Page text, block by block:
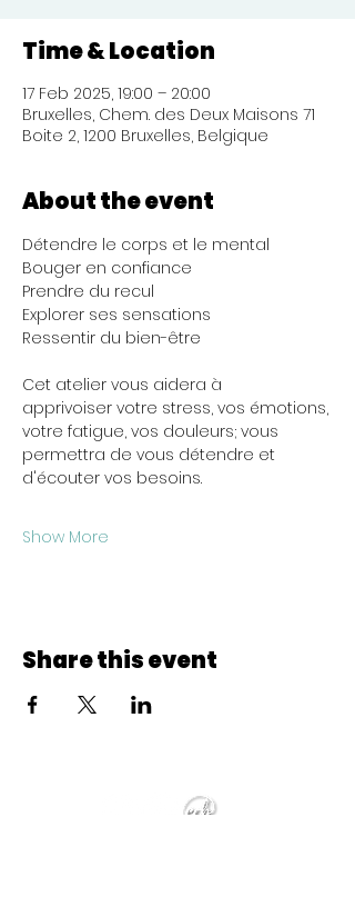
Time & Location
17 Feb 2025, 19:00 – 20:00
Bruxelles, Chem. des Deux Maisons 71
Boite 2, 1200 Bruxelles, Belgique
About the event
Détendre le corps et le mental
Bouger en confiance
Prendre du recul
Explorer ses sensations
Ressentir du bien-être
Cet atelier vous aidera à
apprivoiser votre stress, vos émotions,
votre fatigue, vos douleurs; vous
permettra de vous détendre et
d'écouter vos besoins.
Show More
Share this event